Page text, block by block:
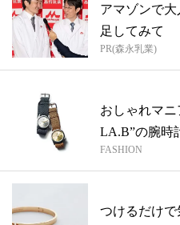
アマゾンで
足してみて
PR(森永乳業)
おしゃれマ
LA.B”の腕時
FASHION
つけるだけで